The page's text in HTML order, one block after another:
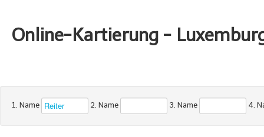
Online-Kartierung -
1. Name 2. Name 3. Name 4.